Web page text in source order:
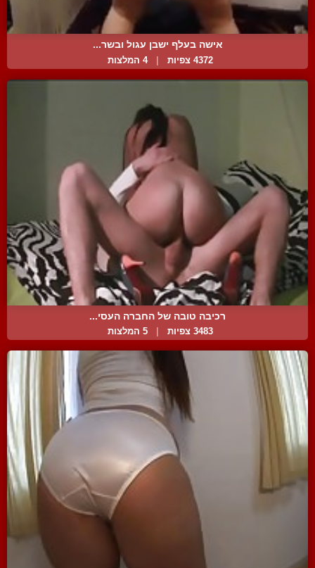
אישה בעלף ישבן עגול ובשר...
4372 צפיות | 4 המלצות
רכיבה טובה של החברה העסי...
3483 צפיות 5 המלצות